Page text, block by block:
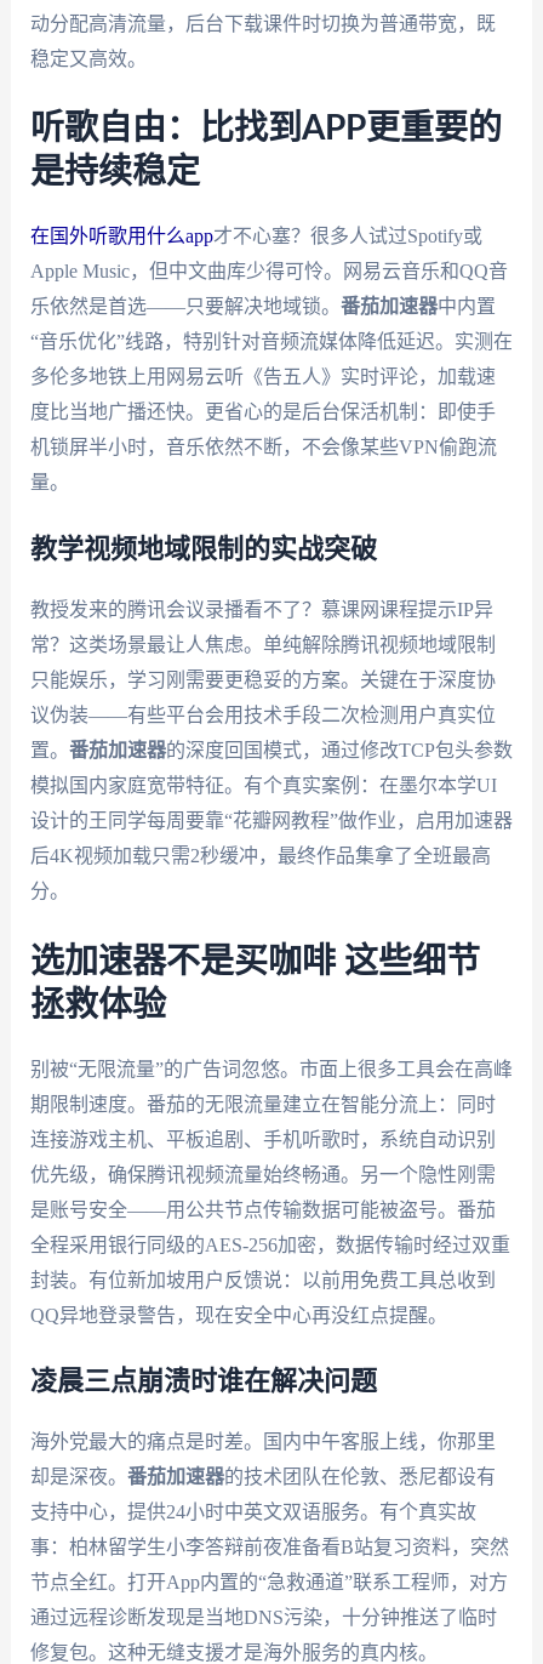
动分配高清流量，后台下载课件时切换为普通带宽，既
稳定又高效。
听歌自由：比找到APP更重要的
是持续稳定
在国外听歌用什么app才不心塞？很多人试过Spotify或
Apple Music，但中文曲库少得可怜。网易云音乐和QQ音
乐依然是首选——只要解决地域锁。 番茄加速器中内置
“音乐优化”线路，特别针对音频流媒体降低延迟。实测在
多伦多地铁上用网易云听《告五人》实时评论，加载速
度比当地广播还快。更省心的是后台保活机制：即使手
机锁屏半小时，音乐依然不断，不会像某些VPN偷跑流
量。
教学视频地域限制的实战突破
教授发来的腾讯会议录播看不了？慕课网课程提示IP异
常？这类场景最让人焦虑。单纯解除腾讯视频地域限制
只能娱乐，学习刚需要更稳妥的方案。关键在于深度协
议伪装——有些平台会用技术手段二次检测用户真实位
置。 番茄加速器的深度回国模式，通过修改TCP包头参数
模拟国内家庭宽带特征。有个真实案例：在墨尔本学UI
设计的王同学每周要靠“花瓣网教程”做作业，启用加速器
后4K视频加载只需2秒缓冲，最终作品集拿了全班最高
分。
选加速器不是买咖啡 这些细节
拯救体验
别被“无限流量”的广告词忽悠。市面上很多工具会在高峰
期限制速度。番茄的无限流量建立在智能分流上：同时
连接游戏主机、平板追剧、手机听歌时，系统自动识别
优先级，确保腾讯视频流量始终畅通。另一个隐性刚需
是账号安全——用公共节点传输数据可能被盗号。番茄
全程采用银行同级的AES-256加密，数据传输时经过双重
封装。有位新加坡用户反馈说：以前用免费工具总收到
QQ异地登录警告，现在安全中心再没红点提醒。
凌晨三点崩溃时谁在解决问题
海外党最大的痛点是时差。国内中午客服上线，你那里
却是深夜。 番茄加速器的技术团队在伦敦、悉尼都设有
支持中心，提供24小时中英文双语服务。有个真实故
事：柏林留学生小李答辩前夜准备看B站复习资料，突然
节点全红。打开App内置的“急救通道”联系工程师，对方
通过远程诊断发现是当地DNS污染，十分钟推送了临时
修复包。这种无缝支援才是海外服务的真内核。